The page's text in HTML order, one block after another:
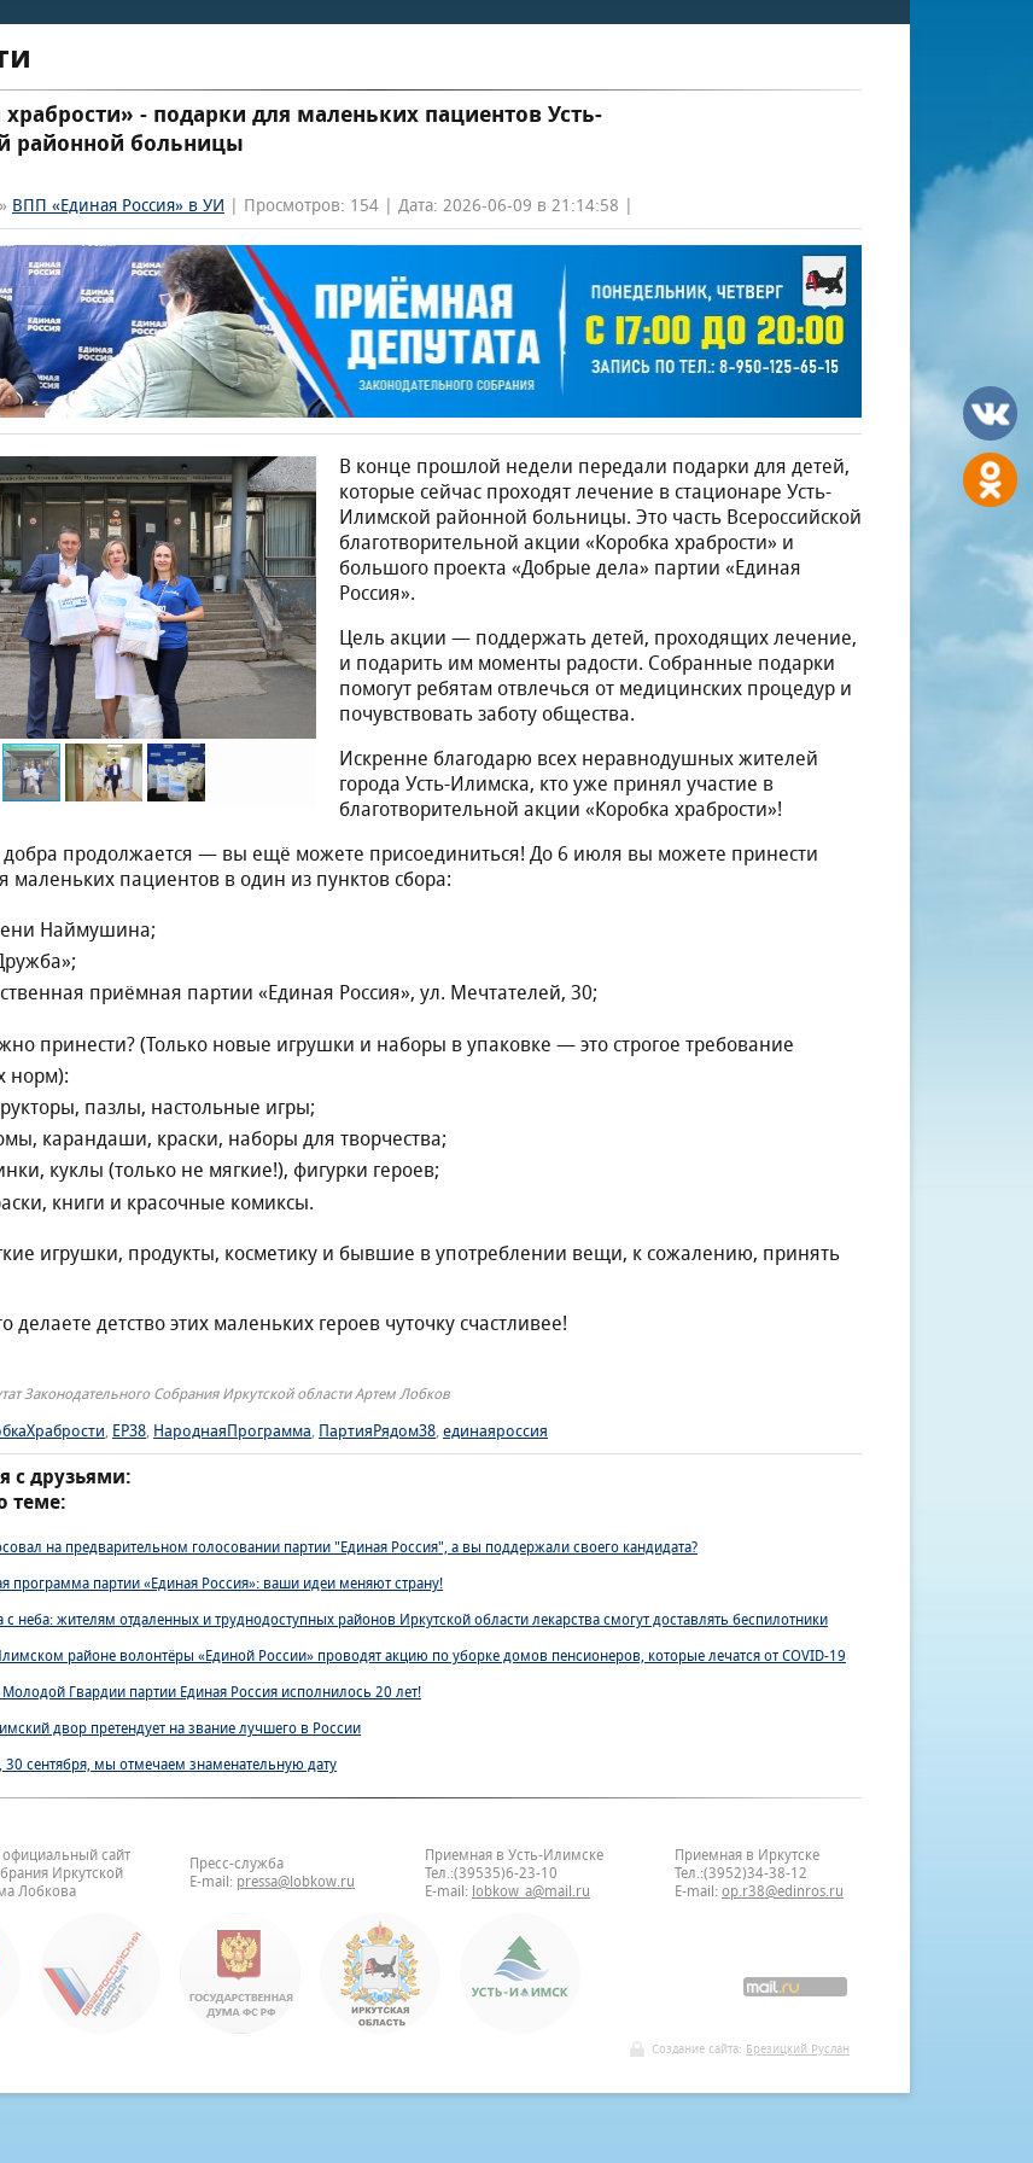
- подарки для маленьких пациентов Усть-
районной больницы
» ВПП «Единая Россия» в УИ | Просмотров: 154 | Дата: 2026-06-09 в 21:14:58 |
В конце прошлой недели передали подарки для детей,
которые сейчас проходят лечение в стационаре Усть-
Илимской районной больницы. Это часть Всероссийской
благотворительной акции «Коробка храбрости» и
большого проекта «Добрые дела» партии «Единая
Россия».
Цель акции — поддержать детей, проходящих лечение,
и подарить им моменты радости. Собранные подарки
помогут ребятам отвлечься от медицинских процедур и
почувствовать заботу общества.
Искренне благодарю всех неравнодушных жителей
города Усть-Илимска, кто уже принял участие в
благотворительной акции «Коробка храбрости»!
добра продолжается — вы ещё можете присоединиться! До 6 июля вы можете принести
маленьких пациентов в один из пунктов сбора:
Наймушина;
приёмная партии «Единая Россия», ул. Мечтателей, 30;
принести? (Только новые игрушки и наборы в упаковке — это строгое требование
норм):
пазлы, настольные игры;
карандаши, краски, наборы для творчества;
куклы (только не мягкие!), фигурки героев;
книги и красочные комиксы.
игрушки, продукты, косметику и бывшие в употреблении вещи, к сожалению, принять
делаете детство этих маленьких героев чуточку счастливее!
Законодательного Собрания Иркутской области Артем Лобков
, ЕР38, НароднаяПрограмма, ПартияРядом38,единаяроссия
с друзьями:
теме:
на предварительном голосовании партии "Единая Россия", а вы поддержали своего кандидата?
программа партии «Единая Россия»: ваши идеи меняют страну!
с неба: жителям отдаленных и труднодоступных районов Иркутской области лекарства смогут доставлять беспилотники
районе волонтёры «Единой России» проводят акцию по уборке домов пенсионеров, которые лечатся от COVID-19
Молодой Гвардии партии Единая Россия исполнилось 20 лет!
двор претендует на звание лучшего в России
30 сентября, мы отмечаем знаменательную дату
сайт
Иркутской
Лобкова
Пресс-служба
E-mail: pressa@lobkow.ru
Приемная в Усть-Илимске
Тел.:(39535)6-23-10
E-mail: lobkow_a@mail.ru
Приемная в Иркутске
Тел.:(3952)34-38-12
E-mail: op.r38@edinros.ru
Создание сайта: Брезицкий Руслан